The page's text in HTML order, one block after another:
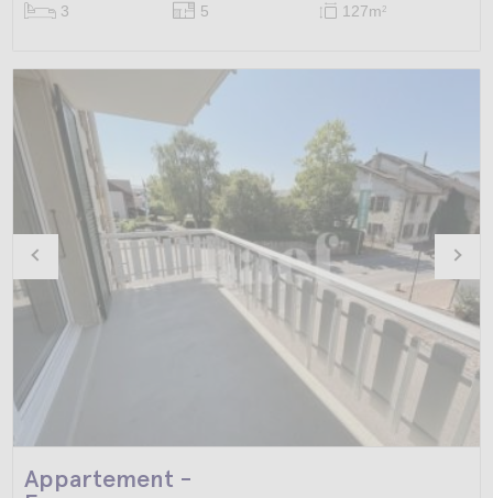
3 5 127m2
Appartement -